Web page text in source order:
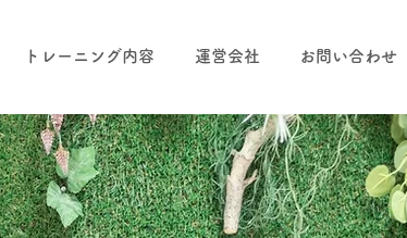
トレーニング内容 運営会社 お問い合わせ